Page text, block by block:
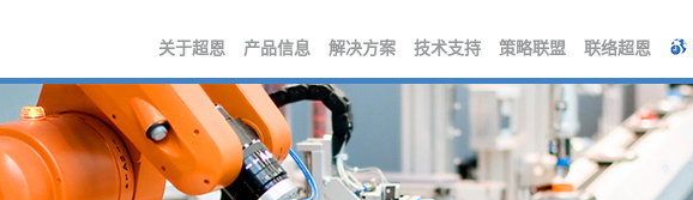
关于超恩 产品信息 解决方案 技术支持 策略联盟 联络超恩